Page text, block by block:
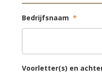
Bedrijfsnaam *
Voorletter(s) en